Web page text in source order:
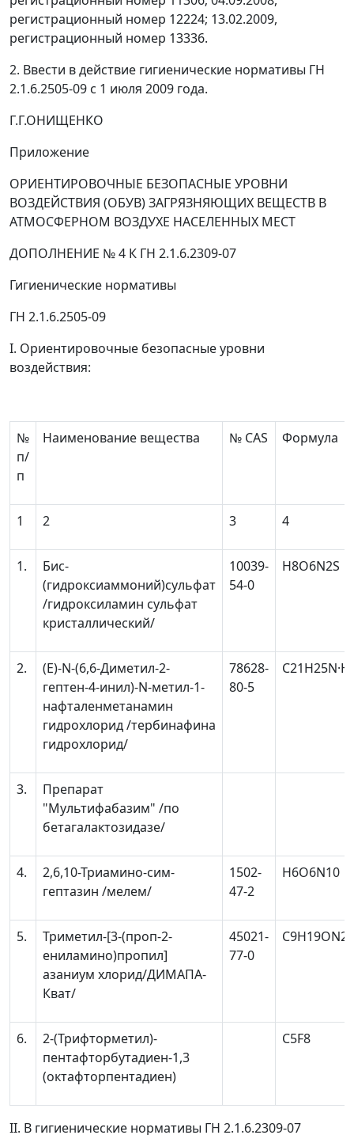
регистрационный номер 12224; 13.02.2009,
регистрационный номер 13336.
2. Ввести в действие гигиенические нормативы ГН
2.1.6.2505-09 с 1 июля 2009 года.
Г.Г.ОНИЩЕНКО
Приложение
ОРИЕНТИРОВОЧНЫЕ БЕЗОПАСНЫЕ УРОВНИ
ВОЗДЕЙСТВИЯ (ОБУВ) ЗАГРЯЗНЯЮЩИХ ВЕЩЕСТВ В
АТМОСФЕРНОМ ВОЗДУХЕ НАСЕЛЕННЫХ МЕСТ
ДОПОЛНЕНИЕ № 4 К ГН 2.1.6.2309-07
Гигиенические нормативы
ГН 2.1.6.2505-09
I. Ориентировочные безопасные уровни
воздействия:
№
п/
п
Наименование вещества № CAS Формула
1 2 3 4
1.
Бис-
(гидроксиаммоний)сульфат
/гидроксиламин сульфат
кристаллический/
10039-
54-0
H8O6N2S
2.
(E)-N-(6,6-Диметил-2-
гептен-4-инил)-N-метил-1-
нафталенметанамин
гидрохлорид /тербинафина
гидрохлорид/
78628-
80-5
C21H25
3.
Препарат
"Мультифабазим" /по
бетагалактозидазе/
4.
2,6,10-Триамино-сим-
гептазин /мелем/
1502-
47-2
H6O6N10
5.
Триметил-[3-(проп-2-
ениламино)пропил]
азаниум хлорид/ДИМАПА-
Кват/
45021-
77-0
C9H19ON2
6.
2-(Трифторметил)-
пентафторбутадиен-1,3
(октафторпентадиен)
C5F8
II. В гигиенические нормативы ГН 2.1.6.2309-07